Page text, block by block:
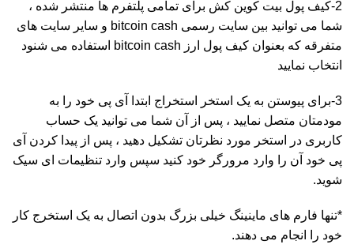
2-کیف پول بیت کوین کش برای تمامی پلتفرم ها منتشر شده‌ ،
شما می توانید بین سایت رسمی bitcoin cash و سایر سایت های
متفرقه که بعنوان کیف پول ارز bitcoin cash استفاده می شنود
انتخاب نمایید
3-برای پیوستن به یک استخر استخراج ابتدا آی پی خود را به
مودمتان متصل نمایید ، پس از آن شما می توانید یک حساب
کاربری در استخر مورد نظرتان تشکیل دهید ، پس از پیدا کردن آی
پی خود آن را وارد مرورگر خود کنید سپس وارد تنظیمات ای سیک
شوید.
*تنها فارم های ماینینگ خیلی بزرگ بدون اتصال به یک استخرج کار
خود را انجام می دهند.